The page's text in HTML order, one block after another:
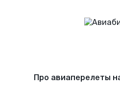
Про авиаперелеты